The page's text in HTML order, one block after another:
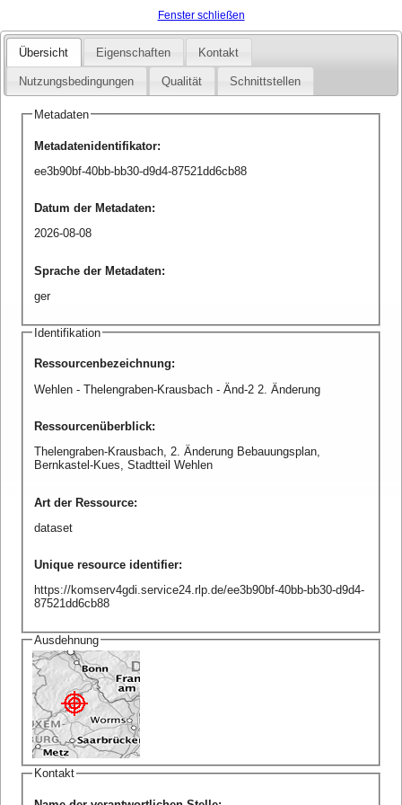
Fenster schließen
Übersicht Eigenschaften Kontakt
Nutzungsbedingungen Qualität Schnittstellen
Metadaten
Metadatenidentifikator:
ee3b90bf-40bb-bb30-d9d4-87521dd6cb88
Datum der Metadaten:
2026-08-08
Sprache der Metadaten:
ger
Identifikation
Ressourcenbezeichnung:
Wehlen - Thelengraben-Krausbach - Änd-2 2. Änderung
Ressourcenüberblick:
Thelengraben-Krausbach, 2. Änderung Bebauungsplan,
Bernkastel-Kues, Stadtteil Wehlen
Art der Ressource:
dataset
Unique resource identifier:
https://komserv4gdi.service24.rlp.de/ee3b90bf-40bb-bb30-d9d4-
87521dd6cb88
Ausdehnung
Kontakt